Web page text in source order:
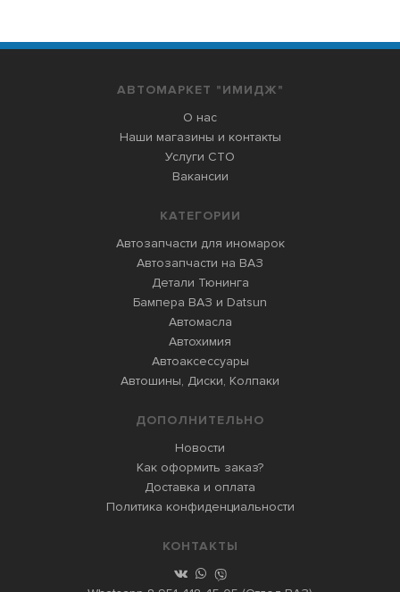
АВТОМАРКЕТ "ИМИДЖ"
О нас
Наши магазины и контакты
Услуги СТО
Вакансии
КАТЕГОРИИ
Автозапчасти для иномарок
Автозапчасти на ВАЗ
Детали Тюнинга
Бампера ВАЗ и Datsun
Автомасла
Автохимия
Автоаксессуары
Автошины, Диски, Колпаки
ДОПОЛНИТЕЛЬНО
Новости
Как оформить заказ?
Доставка и оплата
Политика конфиденциальности
КОНТАКТЫ